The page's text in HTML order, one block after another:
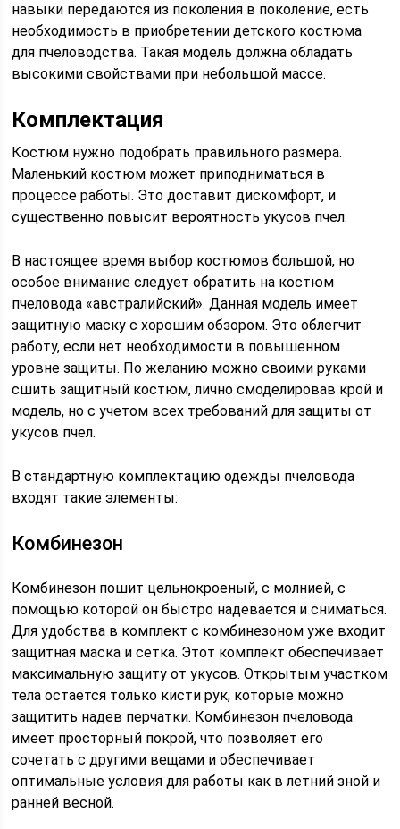
навыки передаются из поколения в поколение, есть
необходимость в приобретении детского костюма
для пчеловодства. Такая модель должна обладать
высокими свойствами при небольшой массе.
Комплектация
Костюм нужно подобрать правильного размера.
Маленький костюм может приподниматься в
процессе работы. Это доставит дискомфорт, и
существенно повысит вероятность укусов пчел.
В настоящее время выбор костюмов большой, но
особое внимание следует обратить на костюм
пчеловода «австралийский». Данная модель имеет
защитную маску с хорошим обзором. Это облегчит
работу, если нет необходимости в повышенном
уровне защиты. По желанию можно своими руками
сшить защитный костюм, лично смоделировав крой и
модель, но с учетом всех требований для защиты от
укусов пчел.
В стандартную комплектацию одежды пчеловода
входят такие элементы:
Комбинезон
Комбинезон пошит цельнокроеный, с молнией, с
помощью которой он быстро надевается и сниматься.
Для удобства в комплект с комбинезоном уже входит
защитная маска и сетка. Этот комплект обеспечивает
максимальную защиту от укусов. Открытым участком
тела остается только кисти рук, которые можно
защитить надев перчатки. Комбинезон пчеловода
имеет просторный покрой, что позволяет его
сочетать с другими вещами и обеспечивает
оптимальные условия для работы как в летний зной и
ранней весной.